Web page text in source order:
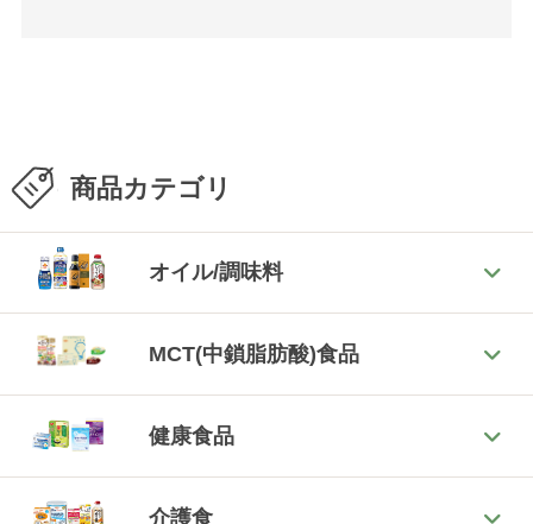
商品カテゴリ
オイル/調味料
MCT(中鎖脂肪酸)食品
健康食品
介護食